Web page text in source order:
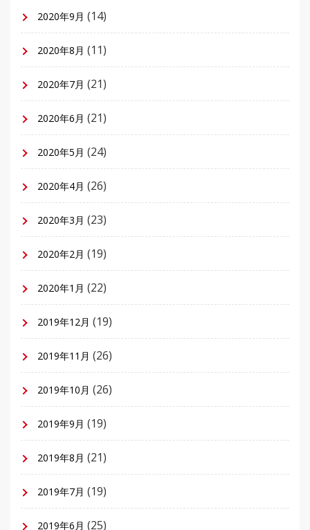
2020年9月 (14)
2020年8月 (11)
2020年7月 (21)
2020年6月 (21)
2020年5月 (24)
2020年4月 (26)
2020年3月 (23)
2020年2月 (19)
2020年1月 (22)
2019年12月 (19)
2019年11月 (26)
2019年10月 (26)
2019年9月 (19)
2019年8月 (21)
2019年7月 (19)
2019年6月 (25)